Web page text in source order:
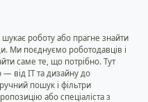
роботу або прагне знайти
Ми поєднуємо роботодавців і
саме те, що потрібно. Тут
— від IT та дизайну до
пошук і фільтри
або спеціаліста з